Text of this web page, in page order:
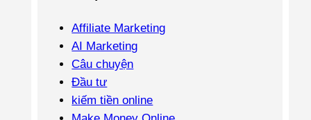
Affiliate Marketing
AI Marketing
Câu chuyện
Đầu tư
kiếm tiền online